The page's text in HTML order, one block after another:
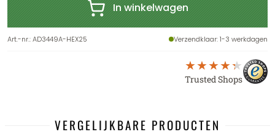
In winkelwagen
Art.-nr.:AD3449A-HEX25 Verzendklaar: 1-3 werkdagen
Trusted Shops
VERGELIJKBARE PRODUCTEN